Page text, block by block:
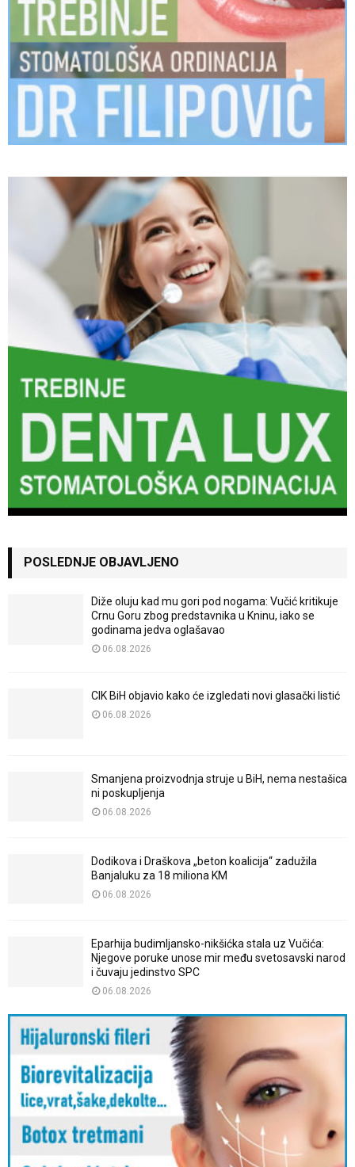
POSLEDNJE OBJAVLJENO
Diže oluju kad mu gori pod nogama: Vučić kritikuje
Crnu Goru zbog predstavnika u Kninu, iako se
godinama jedva oglašavao
06.08.2026
CIK BiH objavio kako će izgledati novi glasački listić
06.08.2026
Smanjena proizvodnja struje u BiH, nema nestašica
ni poskupljenja
06.08.2026
Dodikova i Draškova „beton koalicija“ zadužila
Banjaluku za 18 miliona KM
06.08.2026
Eparhija budimljansko-nikšićka stala uz Vučića:
Njegove poruke unose mir među svetosavski narod
i čuvaju jedinstvo SPC
06.08.2026